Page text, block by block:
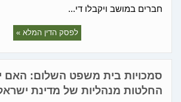
חברים במושב ויקבלו די...
לפסק הדין המלא »
סמכויות בית משפט השלום: האם
החלטות מנהליות של מדינת